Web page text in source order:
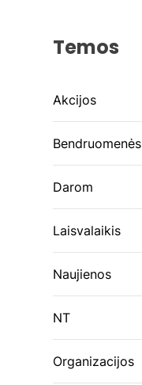
Temos
Akcijos
Bendruomenės
Darom
Laisvalaikis
Naujienos
NT
Organizacijos